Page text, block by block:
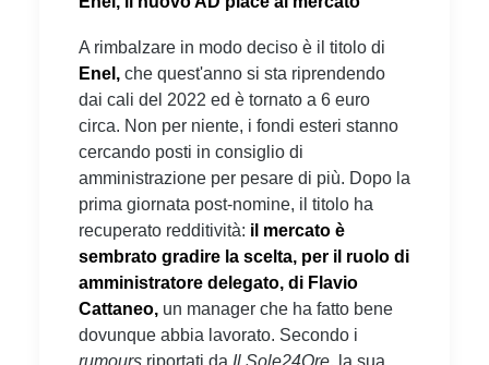
A rimbalzare in modo deciso è il titolo di
Enel, che quest'anno si sta riprendendo
dai cali del 2022 ed è tornato a 6 euro
circa. Non per niente, i fondi esteri stanno
cercando posti in consiglio di
amministrazione per pesare di più. Dopo la
prima giornata post-nomine, il titolo ha
recuperato redditività: il mercato è
sembrato gradire la scelta, per il ruolo di
amministratore delegato, di Flavio
Cattaneo, un manager che ha fatto bene
dovunque abbia lavorato. Secondo i
rumours riportati da Il Sole24Ore, la sua